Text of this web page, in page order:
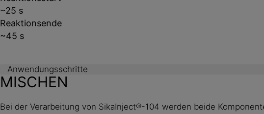
~25 s
Reaktionsende
~45 s
Anwendungsschritte
MISCHEN
Bei der Verarbeitung von SikaInject®-104 werden beide